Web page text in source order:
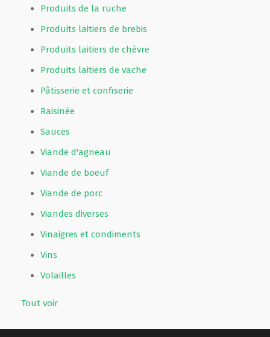
Produits de la ruche
Produits laitiers de brebis
Produits laitiers de chèvre
Produits laitiers de vache
Pâtisserie et confiserie
Raisinée
Sauces
Viande d'agneau
Viande de boeuf
Viande de porc
Viandes diverses
Vinaigres et condiments
Vins
Volailles
Tout voir